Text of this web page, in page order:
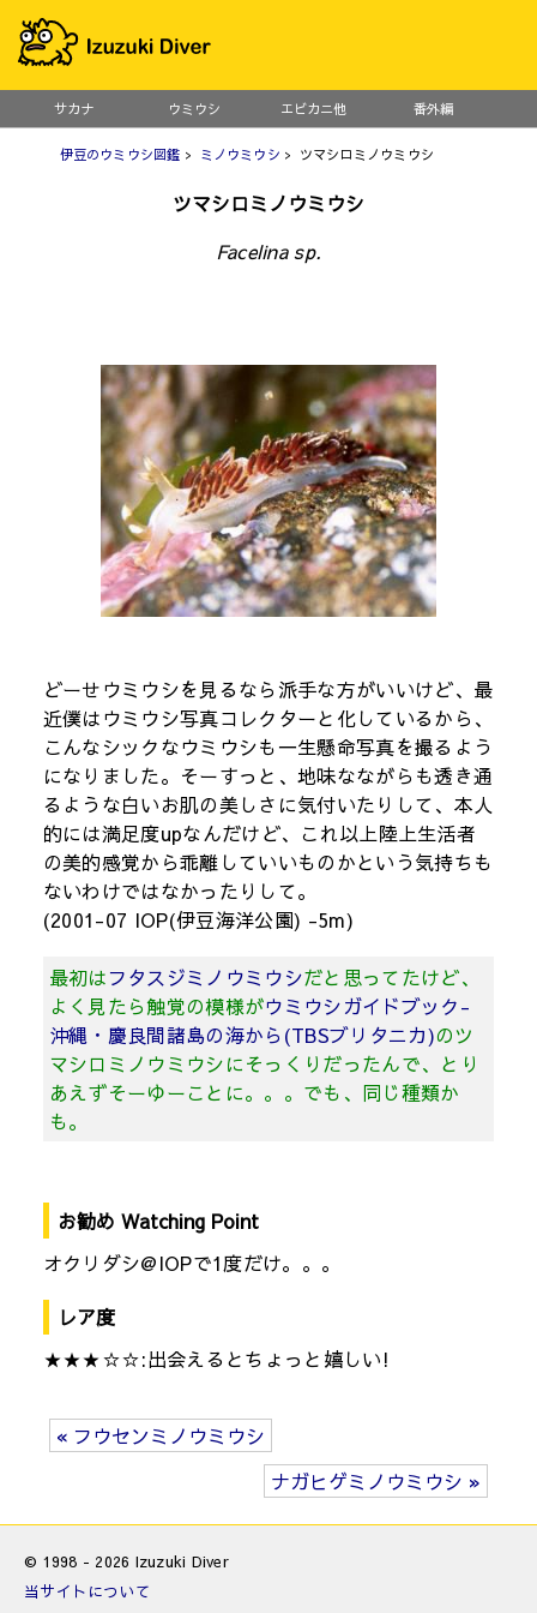
サカナ ウミウシ エビカニ他 番外編
伊豆のウミウシ図鑑 > ミノウミウシ > ツマシロミノウミウシ
ツマシロミノウミウシ
Facelina sp.
どーせウミウシを見るなら派手な方がいいけど、最
近僕はウミウシ写真コレクターと化しているから、
こんなシックなウミウシも一生懸命写真を撮るよう
になりました。そーすっと、地味なながらも透き通
るような白いお肌の美しさに気付いたりして、本人
的には満足度upなんだけど、これ以上陸上生活者
の美的感覚から乖離していいものかという気持ちも
ないわけではなかったりして。
(2001-07 IOP(伊豆海洋公園) -5m)
最初はフタスジミノウミウシだと思ってたけど、
よく見たら触覚の模様がウミウシガイドブック-
沖縄・慶良間諸島の海から(TBSブリタニカ)のツ
マシロミノウミウシにそっくりだったんで、とり
あえずそーゆーことに。。。でも、同じ種類か
も。
お勧め Watching Point
オクリダシ@IOPで1度だけ。。。
レア度
★★★☆☆:出会えるとちょっと嬉しい!
« フウセンミノウミウシ
ナガヒゲミノウミウシ »
© 1998 - 2026 Izuzuki Diver
当サイトについて